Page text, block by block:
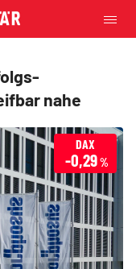
nahe
DAX
-0,29%